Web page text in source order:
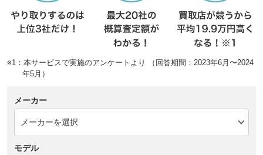
※1：本サービスで実施のアンケートより （回答期間：2023年6月〜2024
年5月）
メーカー
モデル